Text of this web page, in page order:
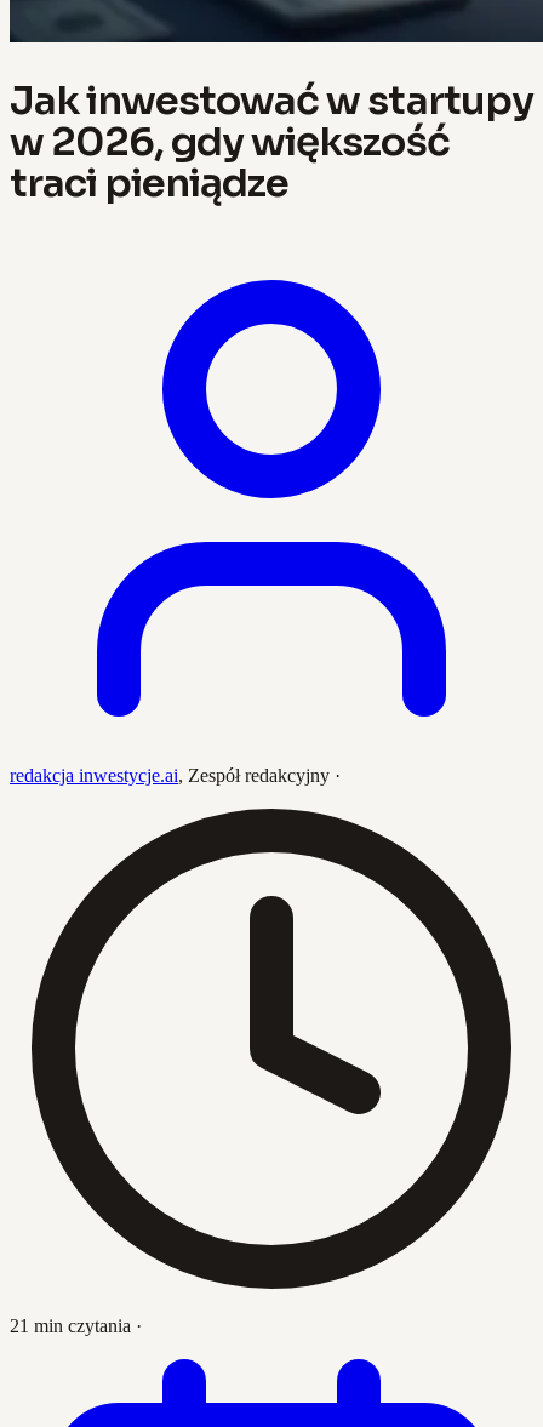
Jak inwestować w startupy
w 2026, gdy większość
traci pieniądze
redakcja inwestycje.ai, Zespół redakcyjny ·
21 min czytania ·